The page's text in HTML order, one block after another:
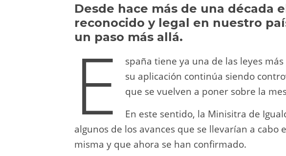
y d
o
n
a
m
A
p
p
b
o
o
k
t
Li
n
ar
tir
Desde hace más de una década
reconocido y legal en nuestro
un paso más allá.
E
spaña tiene ya una de las leyes
su aplicación continúa siendo
que se vuelven a poner sobre la
En este sentido, la Minisitra de
algunos de los avances que se llevarían a
misma y que ahora se han confirmado.